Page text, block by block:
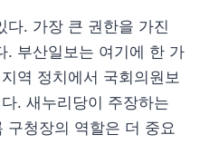
다. 가장 큰 권한을 가진
. 부산일보는 여기에 한 가
역 정치에서 국회의원보
. 새누리당이 주장하는
구청장의 역할은 더 중요